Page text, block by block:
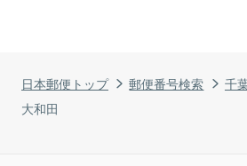
日本郵便トップ 郵便番号検索 千
大和田